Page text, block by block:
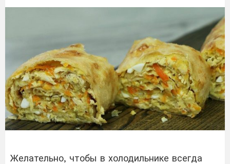
Желательно, чтобы в холодильнике всегда